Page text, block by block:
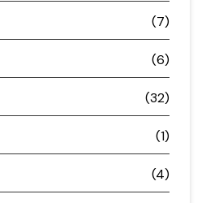
(7)
(6)
(32)
(1)
(4)